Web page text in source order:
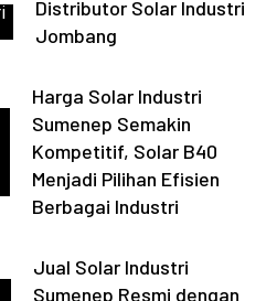
Distributor Solar Industri
Jombang
Harga Solar Industri
Sumenep Semakin
Kompetitif, Solar B40
Menjadi Pilihan Efisien
Berbagai Industri
Jual Solar Industri
Sumenep Resmi dengan